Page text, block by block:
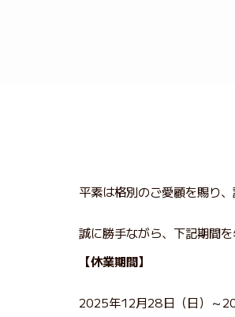
平素は格別のご愛顧を賜り
誠に勝手ながら、下記期間
【休業期間】
2025年12月28日（日）～